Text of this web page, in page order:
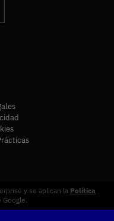
y se aplican la Política
Google.